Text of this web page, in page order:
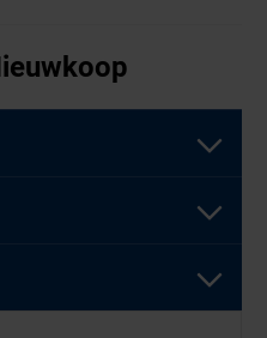
afwerking en